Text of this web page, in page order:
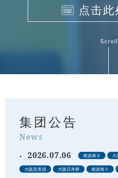
点击
集团公告
News
2026.07.06 难波南Ⅲ 大
大阪恵美须 大阪日本桥 难波南Ⅱ